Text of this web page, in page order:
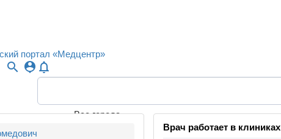
search person_pin notifications_none
Все города
Врач работает в клиниках